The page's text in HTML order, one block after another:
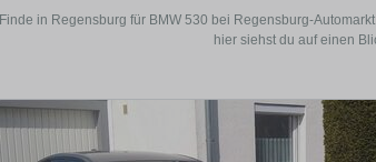
Finde in Regensburg für BMW 530 bei Regensburg-
hier siehst du auf einen